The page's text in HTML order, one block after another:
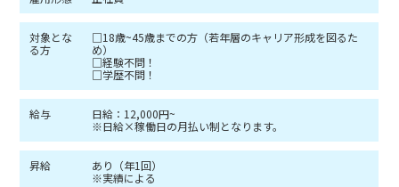
対象とな
る方
□18歳~45歳までの方（若年層のキャリア形成を図るた
め）
□経験不問！
□学歴不問！
給与
日給：12,000円~
※日給×稼働日の月払い制となります。
昇給
あり（年1回）
※実績による